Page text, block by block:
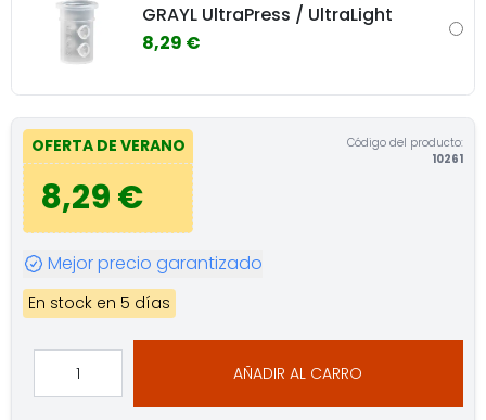
GRAYL UltraPress / UltraLight
8,29 €
OFERTA DE VERANO
8,29 €
Código del producto:
10261
Mejor precio garantizado
En stock en 5 días
AÑADIR AL CARRO